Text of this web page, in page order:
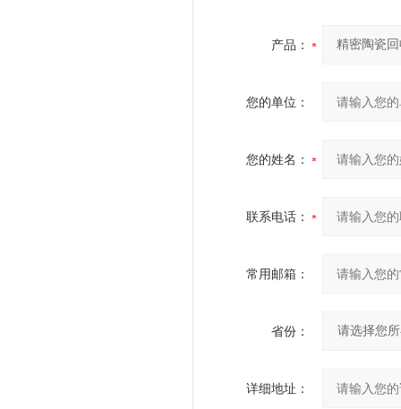
产品：
您的单位：
您的姓名：
联系电话：
常用邮箱：
省份：
详细地址：